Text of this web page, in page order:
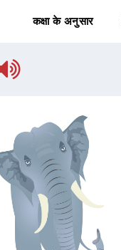
कक्षा के अनुसार